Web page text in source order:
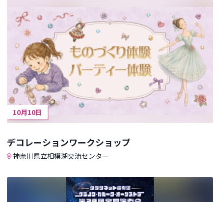
10月10日
デコレーションワークショップ
神奈川県立相模湖交流センター